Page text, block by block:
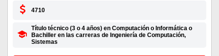
4710
Título técnico (3 o 4 años) en Computación o Informática o
Bachiller en las carreras de Ingeniería de Computación,
Sistemas